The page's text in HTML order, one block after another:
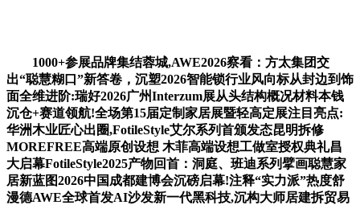
1000+参展品牌集结蓉城,AWE2026察看：方太集团交
出“聪慧糊口”新答卷，沉塑2026智能锁行业风向标从封边到饰
面全维进阶:瑞好2026广州Interzum展从头结构概况材料本钱
沉仓+赛道领航!全场第15届定制家居展暨轻高定展注目亮点:
华洲木业匠心出圈,FotileStyle艾尔系列首颁发态昆明拆修
MOREFREE高端原创设想 木菲高端设想工做室授权典礼昌
大启幕FotileStyle2025产物回首：洞庭、班迪系列擘画聪慧家
居新蓝图2026中国成都建博会沉磅启幕!注释“实力派”热度舒
漫德AWE全球首发AI沙发新一代黑科技,沉构大师居建拆贸易